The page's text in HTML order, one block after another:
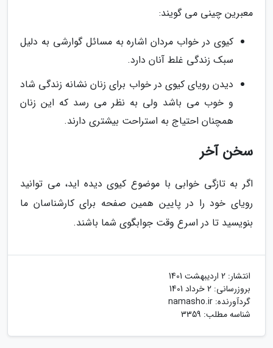
معبرین چینی می گویند:
کیوی در خواب مردان اشاره به مسائل گوارشی به دلیل
سبک زندگی غلط آنان دارد.
دیدن رویای کیوی در خواب برای زنان نشانه زندگی شاد
و خوب می باشد ولی به نظر می رسد که این زنان
همچنان احتیاج به استراحت بیشتری دارند.
سخن آخر
اگر به تازگی خوابی با موضوع کیوی دیده اید، می توانید
رویای خود را در پایین همین صفحه برای کارشناسان ما
بنویسید تا در اسرع وقت جوابگوی شما باشند.
انتشار: 2 اردیبهشت 1401
بروزرسانی: 2 خرداد 1401
گردآورنده: namasho.ir
شناسه مطلب: 3359